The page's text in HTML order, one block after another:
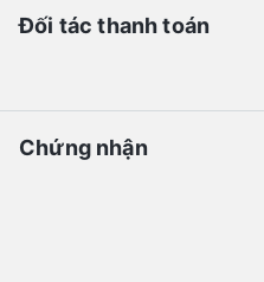
Đối tác thanh toán
Chứng nhận